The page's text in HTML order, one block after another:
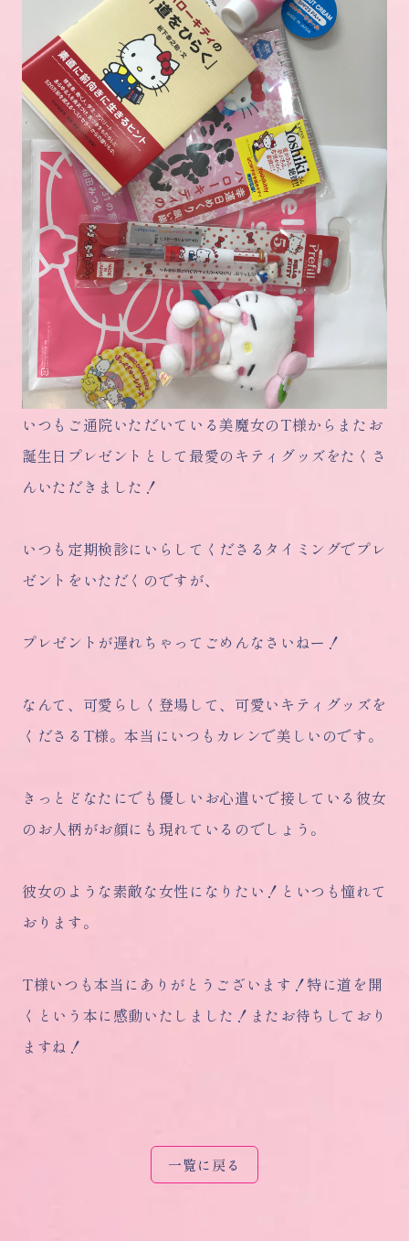
いつもご通院いただいている美魔女のT様からまたお
誕生日プレゼントとして最愛のキティグッズをたくさ
んいただきました！
いつも定期検診にいらしてくださるタイミングでプレ
ゼントをいただくのですが、
プレゼントが遅れちゃってごめんなさいねー！
なんて、可愛らしく登場して、可愛いキティグッズを
くださるT様。本当にいつもカレンで美しいのです。
きっとどなたにでも優しいお心遣いで接している彼女
のお人柄がお顔にも現れているのでしょう。
彼女のような素敵な女性になりたい！といつも憧れて
おります。
T様いつも本当にありがとうございます！特に道を開
くという本に感動いたしました！またお待ちしており
ますね！
一覧に戻る